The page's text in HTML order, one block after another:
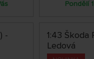
Pondělí
-
1:43 Škoda
Ledová